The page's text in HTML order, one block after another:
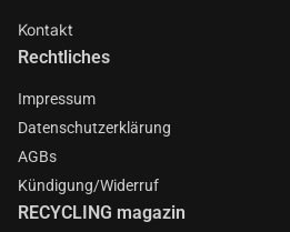
Kontakt
Rechtliches
Impressum
Datenschutzerklärung
AGBs
Kündigung/Widerruf
RECYCLING magazin